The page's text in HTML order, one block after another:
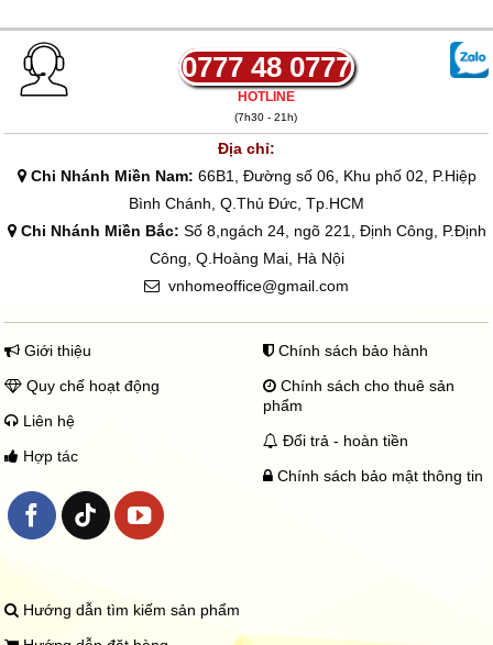
0777 48 0777
HOTLINE
(7h30 - 21h)
Địa chỉ:
Chi Nhánh Miền Nam: 66B1, Đường số 06, Khu phố 02, P.Hiệp
Bình Chánh, Q.Thủ Đức, Tp.HCM
Chi Nhánh Miền Bắc: Số 8,ngách 24, ngõ 221, Định Công, P.Định
Công, Q.Hoàng Mai, Hà Nội
vnhomeoffice@gmail.com
Giới thiệu
Quy chế hoạt động
Liên hệ
Hợp tác
Chính sách bảo hành
Chính sách cho thuê sản
phẩm
Đổi trả - hoàn tiền
Chính sách bảo mật thông tin
Hướng dẫn tìm kiếm sản phẩm